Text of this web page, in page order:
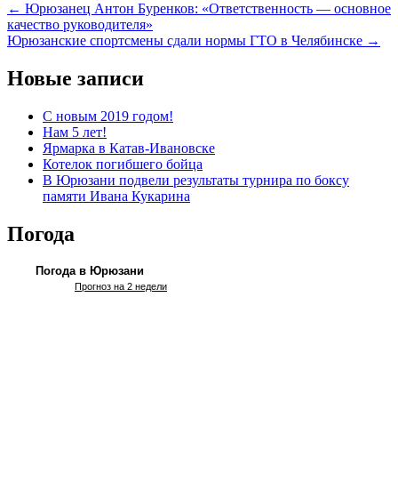
← Юрюзанец Антон Буренков: «Ответственность — основное
качество руководителя»
Юрюзанские спортсмены сдали нормы ГТО в Челябинске →
Новые записи
С новым 2019 годом!
Нам 5 лет!
Ярмарка в Катав-Ивановске
Котелок погибшего бойца
В Юрюзани подвели результаты турнира по боксу
памяти Ивана Кукарина
Погода
Погода в Юрюзани
Прогноз на 2 недели